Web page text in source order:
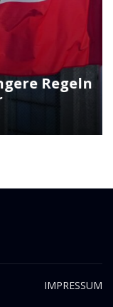
Regeln
IMPRESSUM